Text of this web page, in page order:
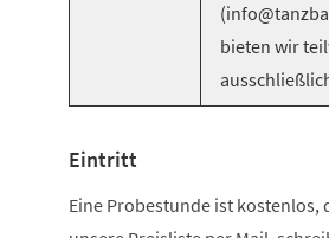
bieten wir
Eintritt
Eine Probestunde ist kostenlos,